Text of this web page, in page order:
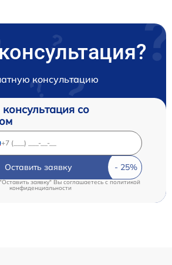
консультацию
со
Оставить заявку
заявку" Вы соглашаетесь cполитикой
конфиденциальности